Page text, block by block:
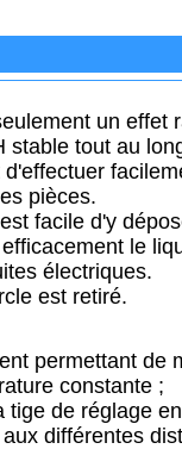
un effet
stable tout au
pièces.
facile d'y
le
électriques.
est retiré.
permettant de
constante ;
tige de réglage
différentes